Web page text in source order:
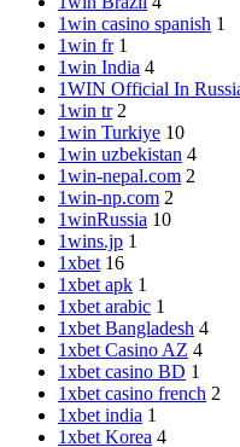
1win casino spanish 1
1win fr 1
1win India 4
1WIN Official In
1win tr 2
1win Turkiye 10
1win uzbekistan 4
1win-nepal.com 2
1win-np.com 2
1winRussia 10
1wins.jp 1
1xbet 16
1xbet apk 1
1xbet arabic 1
1xbet Bangladesh 4
1xbet Casino AZ 4
1xbet casino BD 1
1xbet casino french 2
1xbet india 1
1xbet Korea 4